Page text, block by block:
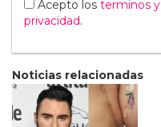
Acepto los terminos
privacidad.
Noticias relacionadas